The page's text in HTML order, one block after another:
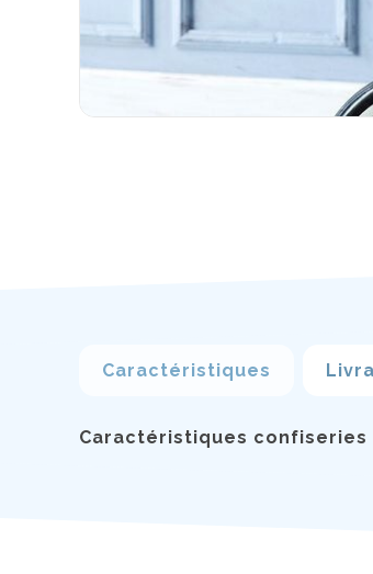
Caractéristiques
Caractéristiques confiseries